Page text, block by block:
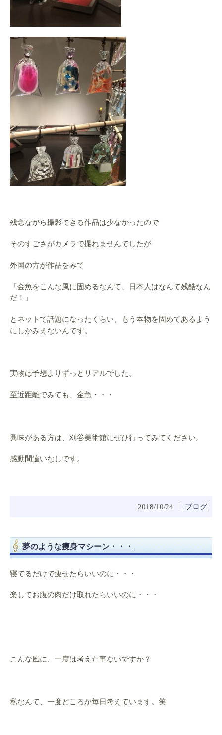
残念ながら撮影できる作品は少なかったので
そのすごさがカメラで撮れませんでしたが
外国の方が作品をみて
「金魚をこんな風に固めるなんて、日本人はなんて残酷なん
だ！」
とネットで話題になったくらい、もう本物を固めてあるよう
にしかみえないんです。
実物は予想よりずっとリアルでした。
至近距離でみても、金魚・・・
興味がある方は、刈谷美術館にぜひ行ってみてください。
感動間違いなしです。
2018/10/24 ｜ ブログ
夢のような痩身マシーン・・・
寝てるだけで痩せたらいいのに・・・
楽してお腹の肉だけ取れたらいいのに・・・
こんな風に、一度は考えた事ないですか？
私なんて、一度どころか毎日考えています。笑